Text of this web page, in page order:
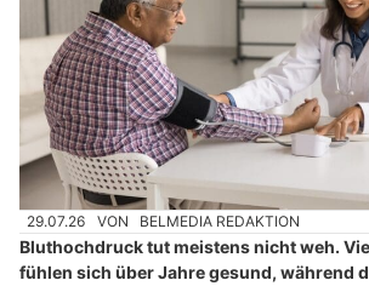
29.07.26 VON BELMEDIA REDAKTION
Bluthochdruck tut meistens nicht weh.
fühlen sich über Jahre gesund, während